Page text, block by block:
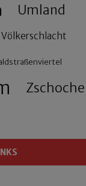
Umland
Völkerschlacht